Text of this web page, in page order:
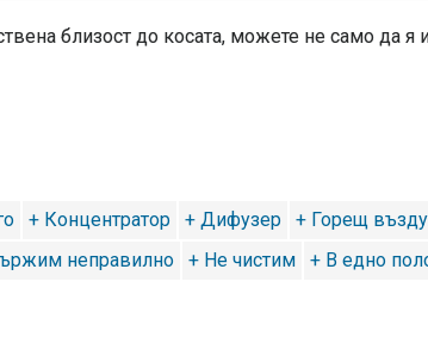
близост до косата, можете не само да я
+ Концентратор + Дифузер + Горещ
неправилно + Не чистим + В едно